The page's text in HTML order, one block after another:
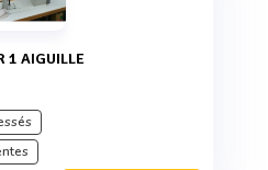
1 AIGUILLE